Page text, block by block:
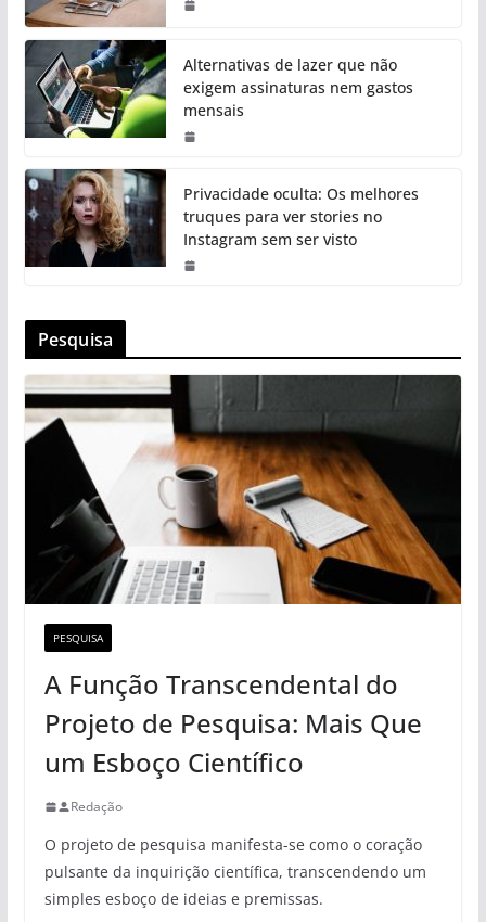
Alternativas de lazer que não
exigem assinaturas nem gastos
mensais
Privacidade oculta: Os melhores
truques para ver stories no
Instagram sem ser visto
Pesquisa
PESQUISA
A Função Transcendental do
Projeto de Pesquisa: Mais Que
um Esboço Científico
Redação
O projeto de pesquisa manifesta-se como o coração
pulsante da inquirição científica, transcendendo um
simples esboço de ideias e premissas.